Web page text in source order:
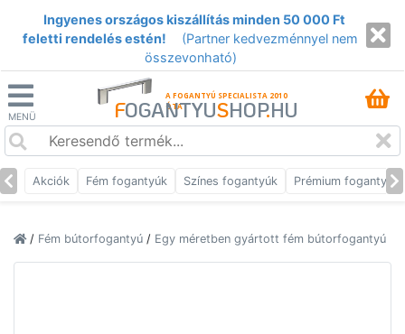
Ingyenes országos kiszállítás minden 50 000 Ft
feletti rendelés estén!
(Partner kedvezménnyel nem
összevonható)
MENÜ
A FOGANTYÚ SPECIALISTA 2010
ÓTA
FOGANTYUSHOP.HU
Akciók Fém fogantyúk Színes fogantyúk Prémium fogantyúk
/ Fém bútorfogantyú / Egy méretben gyártott fém bútorfogantyú